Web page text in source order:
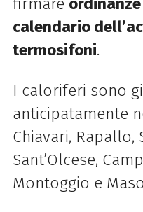
firmare
calendario
termosifoni.
I caloriferi sono
anticipatamente
Chiavari, Rapallo,
Sant’Olcese,
Montoggio e